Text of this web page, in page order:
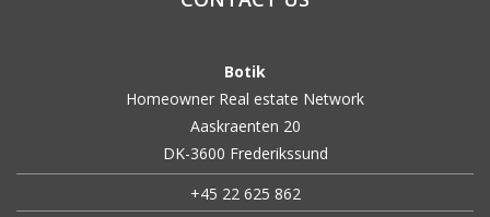
Botik
Homeowner Real estate Network
Aaskraenten 20
DK-3600 Frederikssund
+45 22 625 862